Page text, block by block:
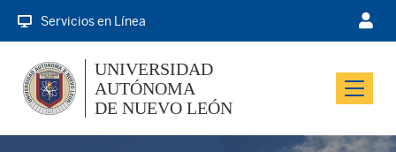
Servicios en Línea
Menu
UNIVERSIDAD
AUTÓNOMA
DE NUEVO LEÓN